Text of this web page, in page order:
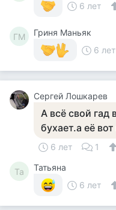
6 лет
ГМ
Гриня Маньяк
6 лет
Сергей Лошкарев
А всё свой гад
бухает.а её
6 лет 1
Та
Татьяна
6 лет